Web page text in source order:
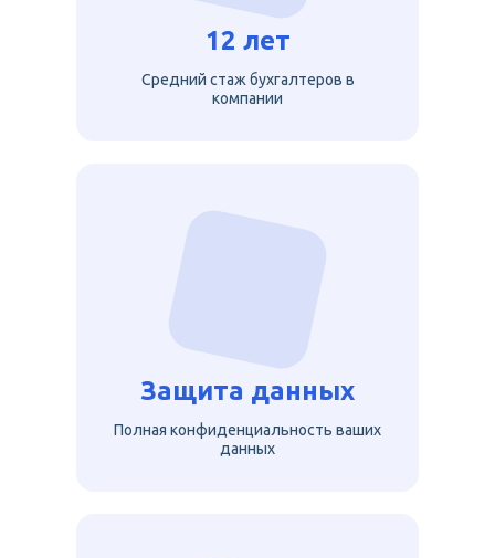
12 лет
Средний стаж бухгалтеров в
компании
Защита данных
Полная конфиденциальность ваших
данных